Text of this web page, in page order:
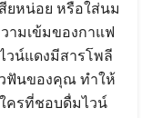
ยหน่อย หรือใส่นม
ามเข้มของกาแฟ
วน์แดงมีสารโพลี
ฟันของคุณ ทำให้
ครที่ชอบดื่มไวน์